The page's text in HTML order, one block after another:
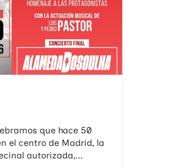
que hace 50
el centro de Madrid, la
autorizada,...